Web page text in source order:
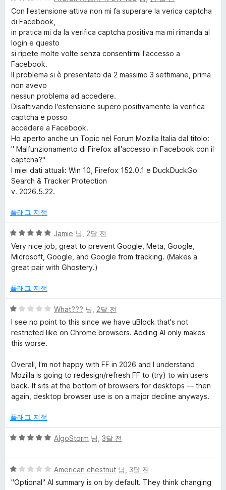
a
c
k
e
r
P
r
o
t
e
c
t
i
o
n
에
대
한
리
점
만
점
에
3
점
Con l'estensione attiva non mi fa superare la verica captcha
di Facebook,
in pratica mi da la verifica captcha positiva ma mi rimanda al
login e questo
si ripete molte volte senza consentirmi l'accesso a
Facebook.
Il problema si è presentato da 2 massimo 3 settimane, prima
non avevo
nessun problema ad accedere.
Disattivando l'estensione supero positivamente la verifica
captcha e posso
accedere a Facebook.
Ho aperto anche un Topic nel Forum Mozilla Italia dal titolo:
" Malfunzionamento di Firefox all'accesso in Facebook con il
captcha?"
I miei dati attuali: Win 10, Firefox 152.0.1 e DuckDuckGo
Search & Tracker Protection
v. 2026.5.22.
플래그 지정
5
점
만
점
5
Jamie 님, 2달 전
Very nice job, great to prevent Google, Meta, Google,
Microsoft, Google, and Google from tracking. (Makes a
great pair with Ghostery.)
플래그 지정
5
점
만
점
1
점
What??? 님, 2달 전
I see no point to this since we have uBlock that's not
restricted like on Chrome browsers. Adding AI only makes
this worse.
Overall, I'm not happy with FF in 2026 and I understand
Mozilla is going to redesign/refresh FF to (try) to win users
back. It sits at the bottom of browsers for desktops — then
again, desktop browser use is on a major decline anyways.
플래그 지정
5
점
에
AlgoStorm 님, 3달 전
5
점
American chestnut 님, 3달 전
"Optional" AI summary is on by default. They think changing